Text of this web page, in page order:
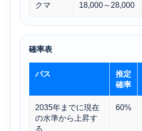
クマ 18,000～28,000
確率表
パス
推定
確率
2035年までに現在
の水準から上昇す
る
60%